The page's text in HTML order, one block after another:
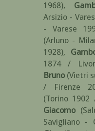
1968),
Arsizio -
- Varese
(Arluno -
1928),
1874 /
Bruno (Vietri
/ Firenze
(Torino 1902
Giacomo
Savigliano -